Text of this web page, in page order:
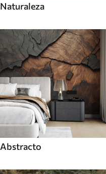
Naturaleza
Abstracto